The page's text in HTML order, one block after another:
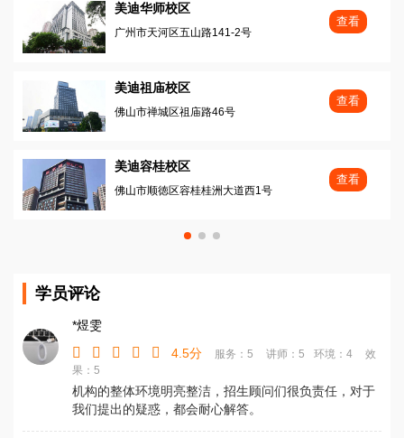
美迪华师校区
广州市天河区五山路141-2号
查看
美迪祖庙校区
佛山市禅城区祖庙路46号
查看
美迪容桂校区
佛山市顺徳区容桂桂洲大道西1号
查看
学员评论
*煜雯
4.5分
服务：5 讲师：5 环境：4
效
果：5
机构的整体环境明亮整洁，招生顾问们很负责任，对于
我们提出的疑惑，都会耐心解答。